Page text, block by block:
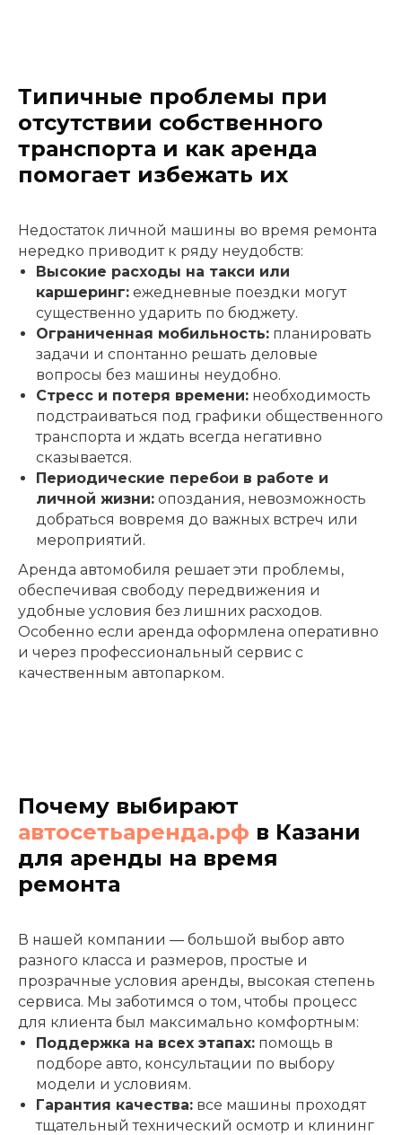
Типичные проблемы при
отсутствии собственного
транспорта и как аренда
помогает избежать их
Недостаток личной машины во время ремонта
нередко приводит к ряду неудобств:
Высокие расходы на такси или
каршеринг: ежедневные поездки могут
существенно ударить по бюджету.
Ограниченная мобильность: планировать
задачи и спонтанно решать деловые
вопросы без машины неудобно.
Стресс и потеря времени: необходимость
подстраиваться под графики общественного
транспорта и ждать всегда негативно
сказывается.
Периодические перебои в работе и
личной жизни: опоздания, невозможность
добраться вовремя до важных встреч или
мероприятий.
Аренда автомобиля решает эти проблемы,
обеспечивая свободу передвижения и
удобные условия без лишних расходов.
Особенно если аренда оформлена оперативно
и через профессиональный сервис с
качественным автопарком.
Почему выбирают
автосетьаренда.рф в Казани
для аренды на время
ремонта
В нашей компании — большой выбор авто
разного класса и размеров, простые и
прозрачные условия аренды, высокая степень
сервиса. Мы заботимся о том, чтобы процесс
для клиента был максимально комфортным:
Поддержка на всех этапах: помощь в
подборе авто, консультации по выбору
модели и условиям.
Гарантия качества: все машины проходят
тщательный технический осмотр и клининг